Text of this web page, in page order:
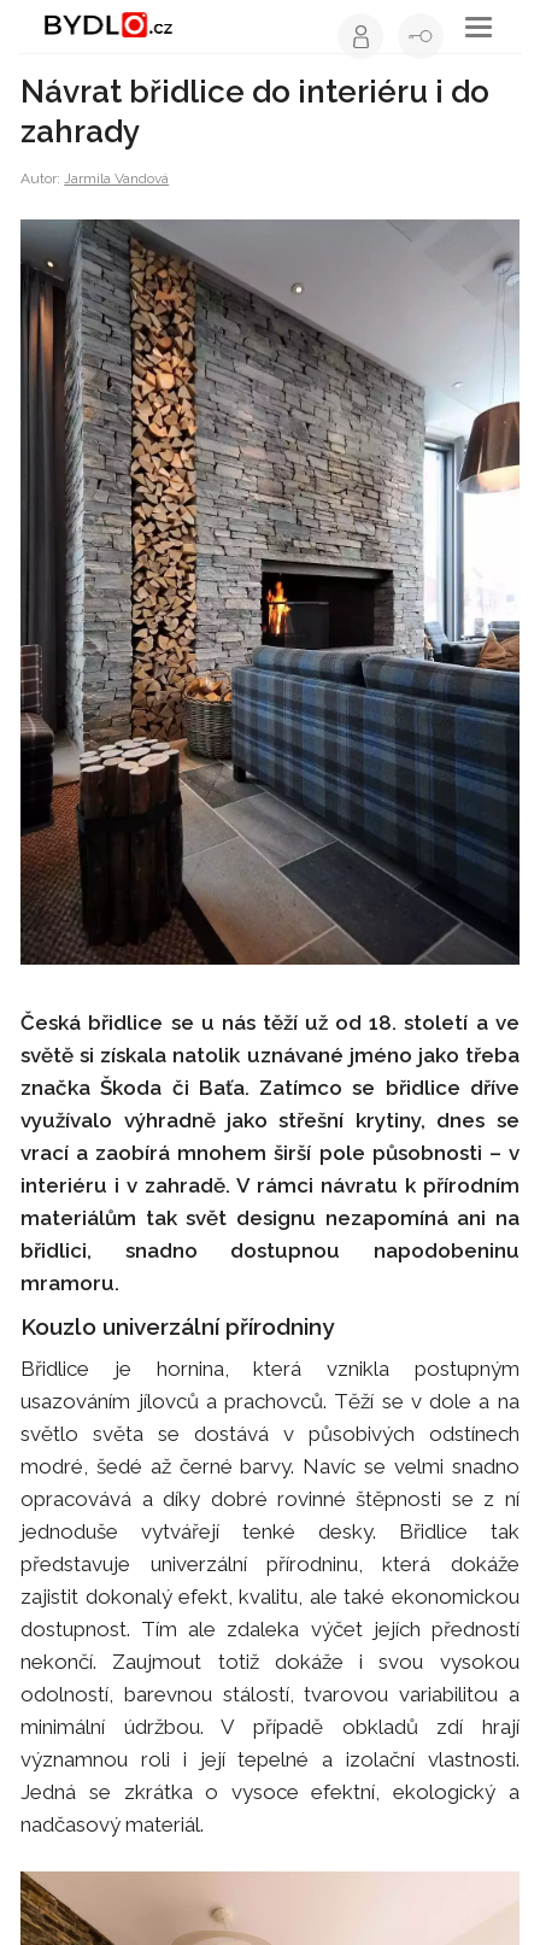
Toggle
Návrat břidlice do interiéru i do
zahrady
Autor:Jarmila Vandová
Česká břidlice se u nás těží už od 18. století a ve
světě si získala natolik uznávané jméno jako třeba
značka Škoda či Baťa. Zatímco se břidlice dříve
využívalo výhradně jako střešní krytiny, dnes se
vrací a zaobírá mnohem širší pole působnosti – v
interiéru i v zahradě. V rámci návratu k přírodním
materiálům tak svět designu nezapomíná ani na
břidlici, snadno dostupnou napodobeninu
mramoru.
Kouzlo univerzální přírodniny
Břidlice je hornina, která vznikla postupným
usazováním jílovců a prachovců. Těží se v dole a na
světlo světa se dostává v působivých odstínech
modré, šedé až černé barvy. Navíc se velmi snadno
opracovává a díky dobré rovinné štěpnosti se z ní
jednoduše vytvářejí tenké desky. Břidlice tak
představuje univerzální přírodninu, která dokáže
zajistit dokonalý efekt, kvalitu, ale také ekonomickou
dostupnost. Tím ale zdaleka výčet jejích předností
nekončí. Zaujmout totiž dokáže i svou vysokou
odolností, barevnou stálostí, tvarovou variabilitou a
minimální údržbou. V případě obkladů zdí hrají
významnou roli i její tepelné a izolační vlastnosti.
Jedná se zkrátka o vysoce efektní, ekologický a
nadčasový materiál.